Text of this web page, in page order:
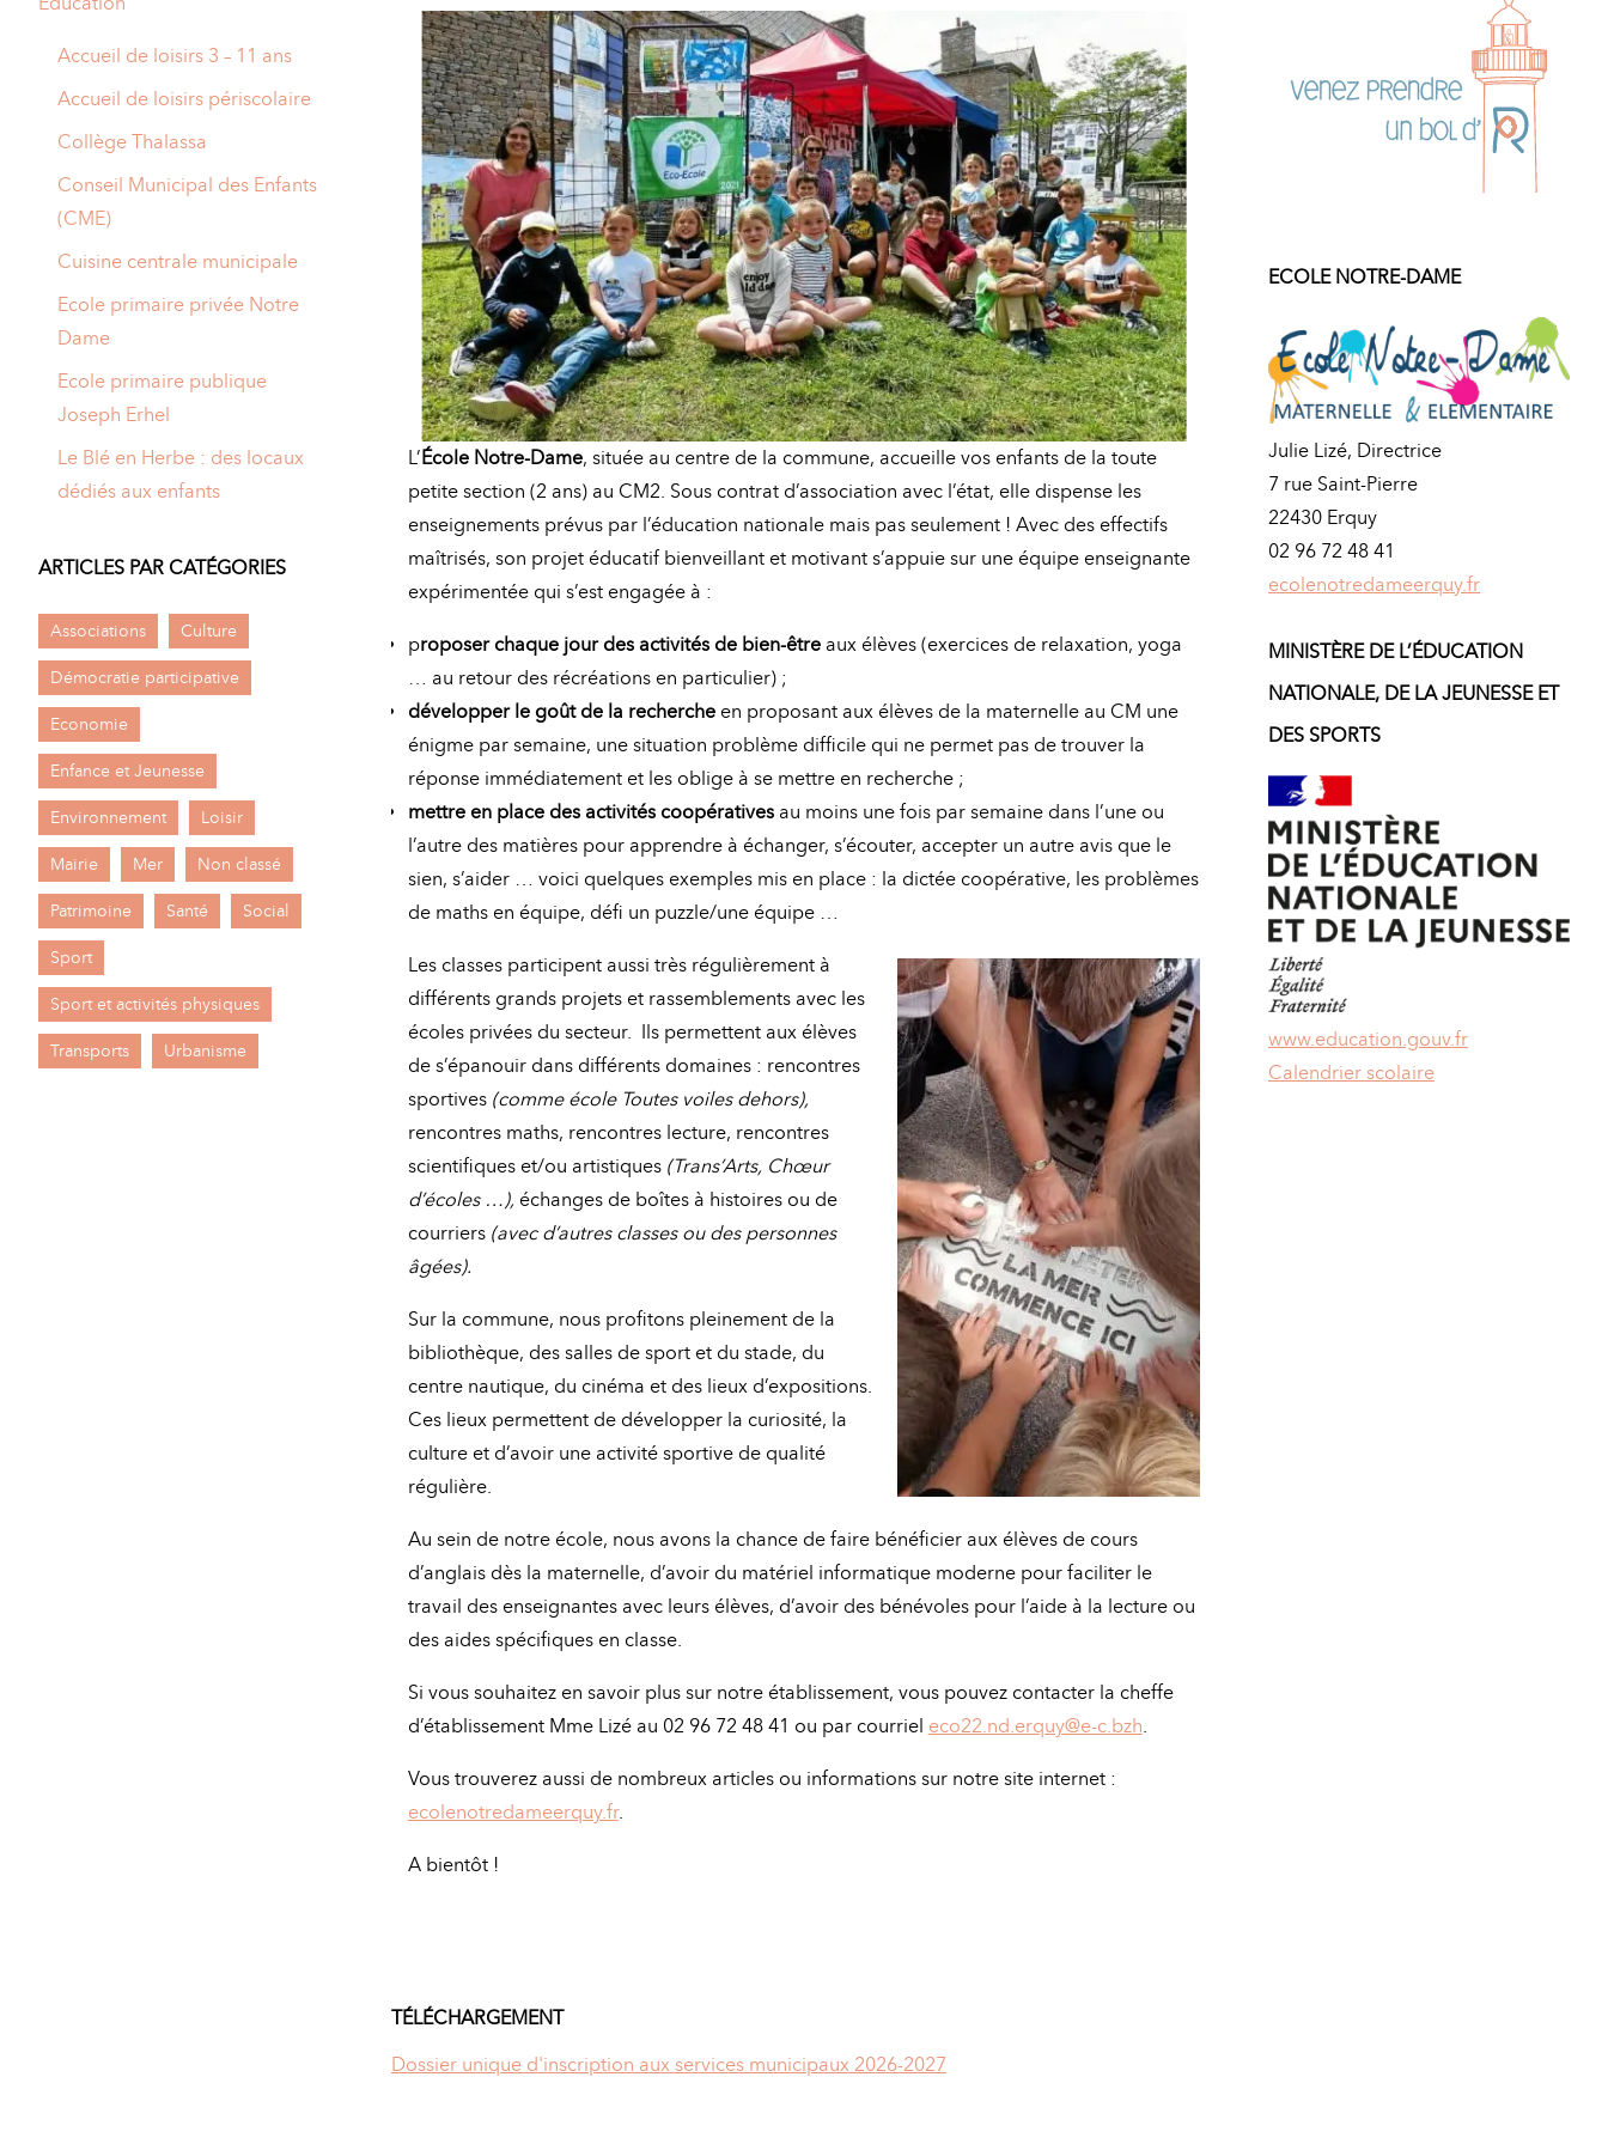
A
E
L’ École Notre-Dame, située au centre de la commune, accueille vos enfants de la toute
petite section (2 ans) au CM2. Sous contrat d’association avec l’état, elle dispense les
enseignements prévus par l’éducation nationale mais pas seulement ! Avec des effectifs
maîtrisés, son projet éducatif bienveillant et motivant s’appuie sur une équipe enseignante
expérimentée qui s’est engagée à :
proposer chaque jour des activités de bien-êtreaux élèves (exercices de relaxation, yoga
… au retour des récréations en particulier) ;
développer le goût de la recherche en proposant aux élèves de la maternelle au CM une
énigme par semaine, une situation problème difficile qui ne permet pas de trouver la
réponse immédiatement et les oblige à se mettre en recherche ;
mettre en place des activités coopérativesau moins une fois par semaine dans l’une ou
l’autre des matières pour apprendre à échanger, s’écouter, accepter un autre avis que le
sien, s’aider … voici quelques exemples mis en place : la dictée coopérative, les problèmes
de maths en équipe, défi un puzzle/une équipe …
Les classes participent aussi très régulièrement à
différents grands projets et rassemblements avec les
écoles privées du secteur. Ils permettent aux élèves
de s’épanouir dans différents domaines : rencontres
sportives (comme école Toutes voiles dehors),
rencontres maths, rencontres lecture, rencontres
scientifiques et/ou artistiques (Trans’Arts, Chœur
d’écoles …), échanges de boîtes à histoires ou de
courriers (avec d’autres classes ou des personnes
âgées).
Sur la commune, nous profitons pleinement de la
bibliothèque, des salles de sport et du stade, du
centre nautique, du cinéma et des lieux d’expositions.
Ces lieux permettent de développer la curiosité, la
culture et d’avoir une activité sportive de qualité
régulière.
Au sein de notre école, nous avons la chance de faire bénéficier aux élèves de cours
d’anglais dès la maternelle, d’avoir du matériel informatique moderne pour faciliter le
travail des enseignantes avec leurs élèves, d’avoir des bénévoles pour l’aide à la lecture ou
des aides spécifiques en classe.
Si vous souhaitez en savoir plus sur notre établissement, vous pouvez contacter la cheffe
d’établissement Mme Lizé au 02 96 72 48 41 ou par courriel eco22.nd.erquy@e-c.bzh.
Vous trouverez aussi de nombreux articles ou informations sur notre site internet :
ecolenotredameerquy.fr.
A bientôt !
TÉLÉCHARGEMENT
Dossier unique d'inscription aux services municipaux 2026-2027
Accueil de loisirs 3 – 11 ans
Accueil de loisirs périscolaire
Collège Thalassa
Conseil Municipal des Enfants
(CME)
Cuisine centrale municipale
Ecole primaire privée Notre
Dame
Ecole primaire publique
Joseph Erhel
Le Blé en Herbe : des locaux
dédiés aux enfants
ARTICLES PAR CATÉGORIES
Associations Culture
Démocratie participative
Economie
Enfance et Jeunesse
Environnement Loisir
Mairie Mer Non classé
Patrimoine Santé Social
Sport
Sport et activités physiques
Transports Urbanisme
ECOLE NOTRE-DAME
Julie Lizé, Directrice
7 rue Saint-Pierre
22430 Erquy
02 96 72 48 41
ecolenotredameerquy.fr
MINISTÈRE DE L’ÉDUCATION
NATIONALE, DE LA JEUNESSE ET
DES SPORTS
www.education.gouv.fr
Calendrier scolaire